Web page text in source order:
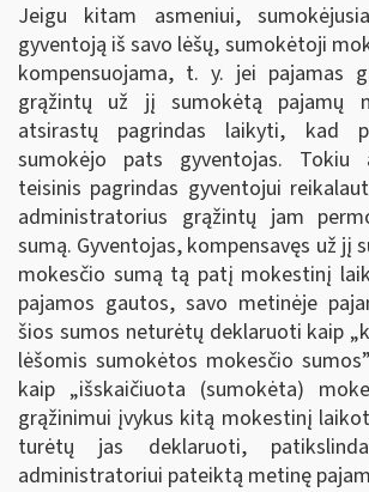
Jeigu kitam asmeniui,
gyventoją iš savo lėšų, sumokėtoji
kompensuojama, t. y. jei pajamas
grąžintų už jį sumokėtą pajamų
atsirastų pagrindas laikyti, kad
sumokėjo pats gyventojas. Tokiu
teisinis pagrindas gyventojui
administratorius grąžintų jam
sumą. Gyventojas, kompensavęs už jį
mokesčio sumą tą patį mokestinį
pajamos gautos, savo metinėje
šios sumos neturėtų deklaruoti kaip
lėšomis sumokėtos mokesčio sumos”
kaip „išskaičiuota (sumokėta)
grąžinimui įvykus kitą mokestinį
turėtų jas deklaruoti,
administratoriui pateiktą metinę